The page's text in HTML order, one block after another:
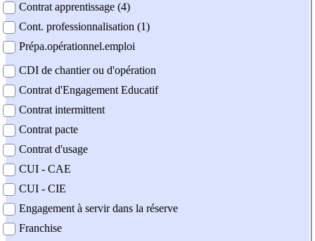
Contrat apprentissage (4)
Cont. professionnalisation (1)
Prépa.opérationnel.emploi
CDI de chantier ou d'opération
Contrat d'Engagement Educatif
Contrat intermittent
Contrat pacte
Contrat d'usage
CUI - CAE
CUI - CIE
Engagement à servir dans la réserve
Franchise